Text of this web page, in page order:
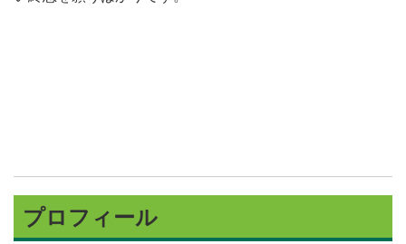
プロフィール